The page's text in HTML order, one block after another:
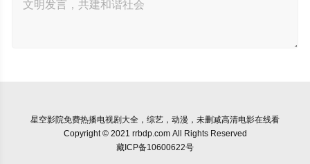
星空影院免费热播电视剧大全，综艺，动漫，未删减高清电影在线看
Copyright © 2021 rrbdp.com All Rights Reserved
藏ICP备10600622号